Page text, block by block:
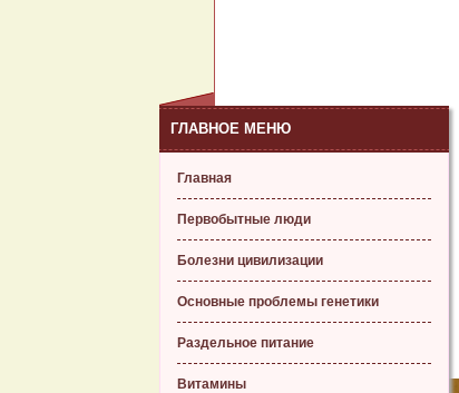
ГЛАВНОЕ МЕНЮ
Главная
Первобытные люди
Болезни цивилизации
Основные проблемы генетики
Раздельное питание
Витамины